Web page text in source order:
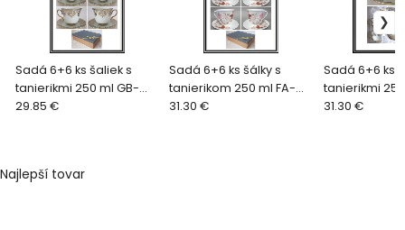
Sadá 6+6 ks šaliek s
tanierikmi 250 ml GB-
2015-6
29.85 €
Sadá 6+6 ks šálky s
tanierikom 250 ml FA-
1701-6
31.30 €
Sadá 6+6 ks
tanierikmi 250
2015
31.30 €
Najlepší tovar